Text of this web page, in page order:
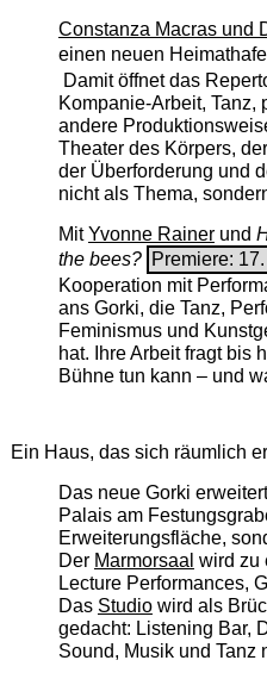
Constanza Macras und
einen neuen
Damit öffnet das
Kompanie-Arbeit, Tanz,
andere
Theater des Körpers,
der Überforderung und
nicht als Thema,
MitYvonne Rainerund
the bees? Premiere:
Kooperation mit
ans Gorki, die Tanz,
Feminismus und
hat. Ihre Arbeit fragt bis
Bühne tun kann – und
Ein Haus, das sich räumlich
Das neue Gorki
Palais am
Erweiterungsfläche,
Der Marmorsaal wird zu
Lecture Performances,
Das Studiowird als
gedacht: Listening Bar,
Sound, Musik und Tanz